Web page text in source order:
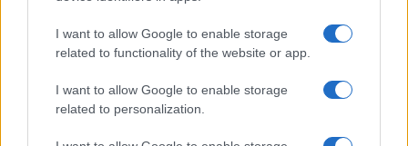
I want to allow Google to enable storage
related to functionality of the website or app.
I want to allow Google to enable storage
related to personalization.